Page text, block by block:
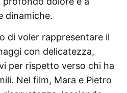
dinamiche.
di voler rappresentare il
con delicatezza,
per rispetto verso chi ha
Nel film, Mara e Pietro